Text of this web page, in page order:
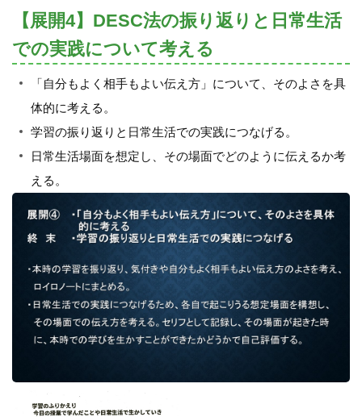
【展開4】DESC法の振り返りと日常生活
での実践について考える
「自分もよく相手もよい伝え方」について、そのよさを具
体的に考える。
学習の振り返りと日常生活での実践につなげる。
日常生活場面を想定し、その場面でどのように伝えるか考
える。